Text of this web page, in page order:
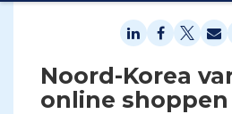
​Noord-Korea
online shoppen